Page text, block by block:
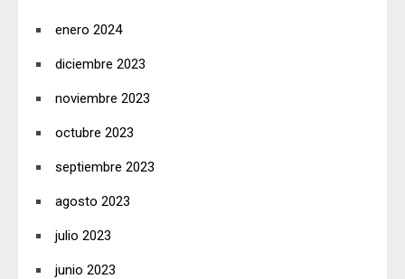
enero 2024
diciembre 2023
noviembre 2023
octubre 2023
septiembre 2023
agosto 2023
julio 2023
junio 2023